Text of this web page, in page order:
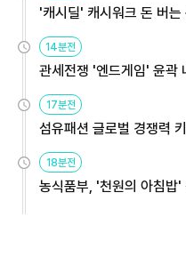
'캐시딜' 캐시워크 돈 버는
14분전
관세전쟁 '엔드게임' 윤곽
17분전
섬유패션 글로벌 경쟁력
18분전
농식품부, '천원의 아침